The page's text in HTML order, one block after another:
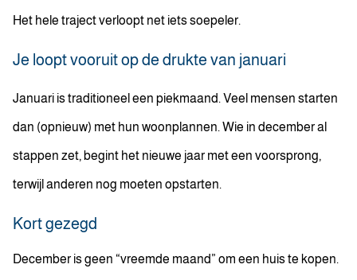
Het hele traject verloopt net iets soepeler.
Je loopt vooruit op de drukte van januari
Januari is traditioneel een piekmaand. Veel mensen starten
dan (opnieuw) met hun woonplannen. Wie in december al
stappen zet, begint het nieuwe jaar met een voorsprong,
terwijl anderen nog moeten opstarten.
Kort gezegd
December is geen “vreemde maand” om een huis te kopen.